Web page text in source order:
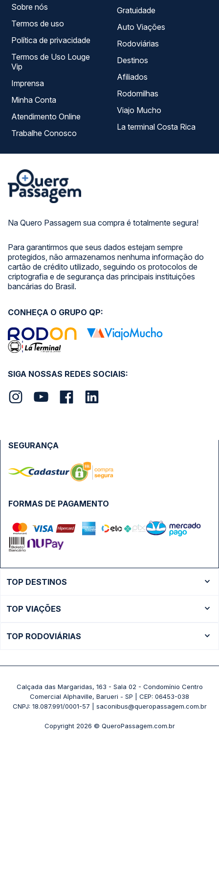
Na Quero Passagem sua compra é totalmente segura!
Para garantirmos que seus dados estejam sempre
protegidos, não armazenamos nenhuma informação do
cartão de crédito utilizado, seguindo os protocolos de
criptografia e de segurança das principais instituições
bancárias do Brasil.
Sobre nós
Termos de uso
Política de privacidade
Termos de Uso Louge
Vip
Imprensa
Minha Conta
Atendimento Online
Trabalhe Conosco
Gratuidade
Auto Viações
Rodoviárias
Destinos
Afiliados
Rodomilhas
Viajo Mucho
La terminal Costa Rica
SIGA NOSSAS REDES SOCIAIS:
CONHEÇA O GRUPO QP:
FORMAS DE PAGAMENTO
SEGURANÇA
TOP DESTINOS
Ônibus São Paulo
TOP VIAÇÕES
Passagens Pássaro Marron
+ Viações
TOP RODOVIÁRIAS
Rodoviária Belo Horizonte - Gov. Israel Pinheiro (Tergip)
Rodoviária Curitiba
+ Rodoviárias
Calçada das Margaridas, 163 - Sala 02 - Condomínio Centro
Comercial Alphaville, Barueri - SP | CEP: 06453-038
CNPJ: 18.087.991/0001-57 | saconibus@queropassagem.com.br
Copyright 2026 © QueroPassagem.com.br